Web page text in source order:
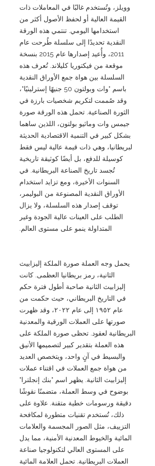
وويلز، وتُستخدم غالبًا في المعاملات ذات
القيمة العالية أو لحفظ الأصول أكثر من
استخدامها اليومي. تنتمي هذه الورقة
النقدية تحديدًا إلى سلسلة طُرحت عام
2011، وأُعيد إصدارها عام 2015 بنسخة
موقعة من فيكتوريا كليلاند. تُعرف هذه
السلسلة بين هواة جمع الأوراق النقدية
باسم "وات وبولتون 50 جنيهًا إسترلينيًا"،
وقد صُممت لتكريم شخصيات بارزة في
الثورة الصناعية. تحمل هذه الورقة صورة
جيمس وات وماثيو بولتون، اللذين ساهما
بشكل كبير في التنمية الاقتصادية الحديثة
لبريطانيا، وهي ذات قيمة عالية ليس فقط
كوسيلة للدفع، بل أيضًا كوثيقة تاريخية
تُجسد تاريخ الصناعة البريطانية. في
السنوات الأخيرة، ومع تزايد استخدام
الأوراق النقدية المصنوعة من البوليمر،
توقف إصدار هذه السلسلة، ولا يزال
الطلب على العينات عالية الجودة وغير
المتداولة ينمو على مستوى العالم.
يحمل وجه العملة صورة الملكة إليزابيث
الثانية، رمز بريطانيا العظمى. كانت
إليزابيث الثانية صاحبة أطول فترة حكم
في التاريخ البريطاني، حيث حكمت من
عام ١٩٥٢ إلى عام ٢٠٢٢، وقد ظهرت
صورتها على العملات الورقية والمعدنية
البريطانية لعقود. تحظى صورة الملكة على
هذه العملة بتقدير كبير لتصميمها الأنيق
والبسيط في آنٍ واحد، ويتخصص العديد
من هواة جمع العملات في اقتناء عملات
إليزابيث الثانية. يظهر اسم "بنك إنجلترا"
بوضوح في وسط العملة، متضمنًا نقوشًا
دقيقة ورسومات خطية متقنة. علاوة على
ذلك، تُستخدم تقنيات متطورة لمكافحة
التزييف، مثل الصور المجسمة والعلامات
المائية والخيوط المعدنية الأمنية، مما يدل
على المستوى العالي لتكنولوجيا صناعة
العملات البريطانية. تحمل العلامة المائية